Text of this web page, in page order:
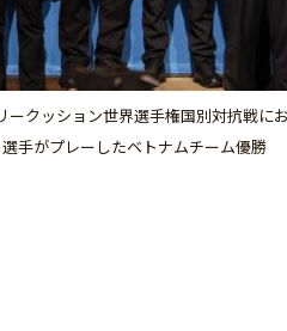
ークッション世界選手権国別対抗戦に
選手がプレーしたベトナムチーム優勝